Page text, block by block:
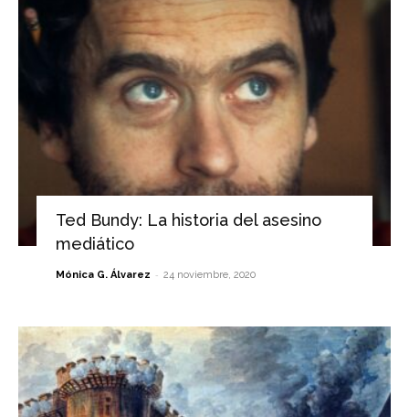
Ted Bundy: La historia del asesino
mediático
Mónica G. Álvarez - 24 noviembre, 2020